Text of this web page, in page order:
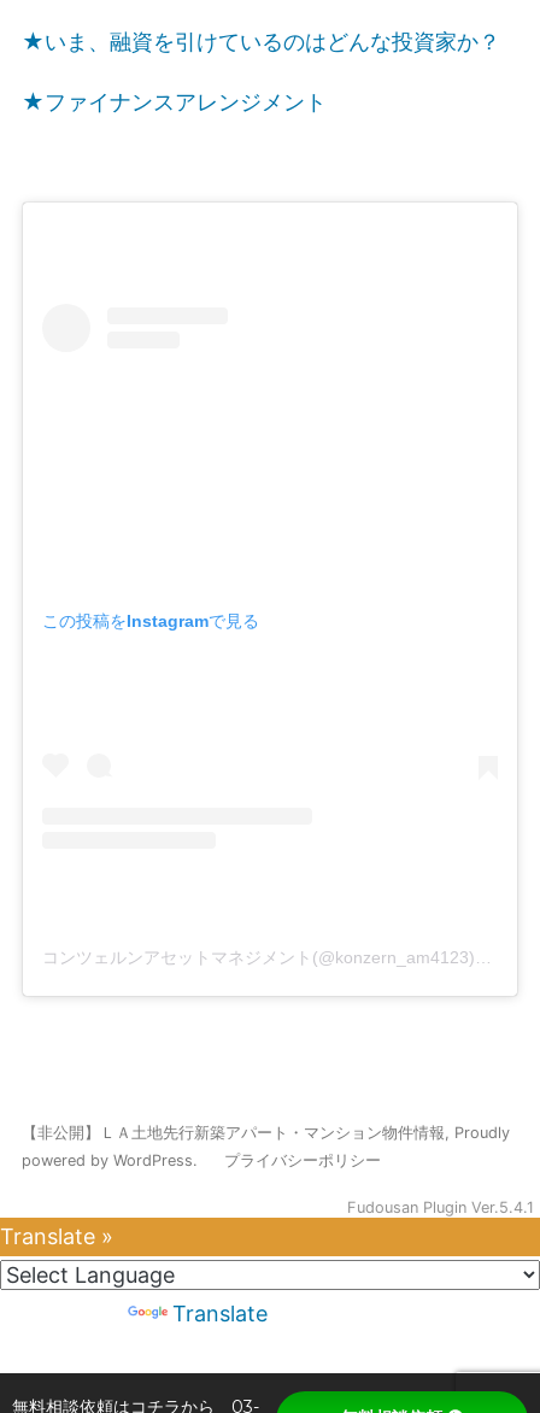
★いま、融資を引けているのはどんな投資家か？
★ファイナンスアレンジメント
この投稿をInstagramで見る
【非公開】ＬＡ土地先行新築アパート・マンション物件情報
Proudly
powered by WordPress.
プライバシーポリシー
Fudousan Plugin Ver.5.4.1
Translate »
Translate
無料相談依頼はコチラから 03-